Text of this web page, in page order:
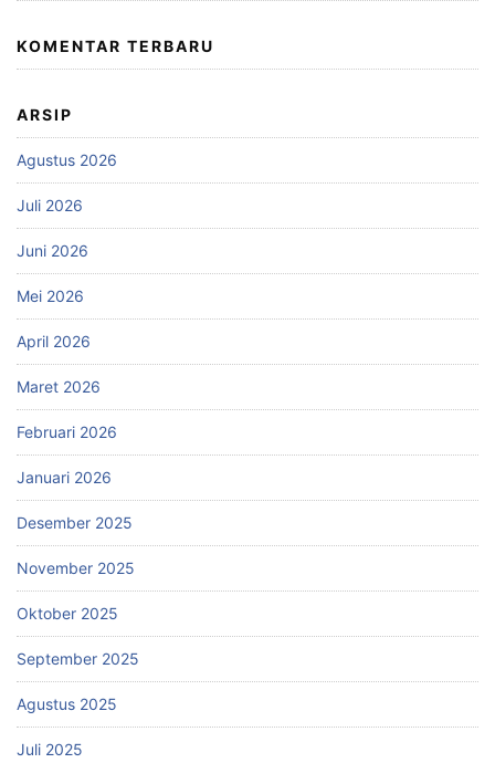
KOMENTAR TERBARU
ARSIP
Agustus 2026
Juli 2026
Juni 2026
Mei 2026
April 2026
Maret 2026
Februari 2026
Januari 2026
Desember 2025
November 2025
Oktober 2025
September 2025
Agustus 2025
Juli 2025